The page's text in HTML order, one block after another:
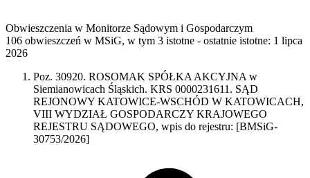
Obwieszczenia w Monitorze Sądowym i Gospodarczym
106 obwieszczeń w MSiG, w tym 3 istotne - ostatnie istotne: 1 lipca
2026
Poz. 30920. ROSOMAK SPÓŁKA AKCYJNA w
Siemianowicach Śląskich. KRS 0000231611. SĄD
REJONOWY KATOWICE-WSCHÓD W KATOWICACH,
VIII WYDZIAŁ GOSPODARCZY KRAJOWEGO
REJESTRU SĄDOWEGO, wpis do rejestru: [BMSiG-
30753/2026]